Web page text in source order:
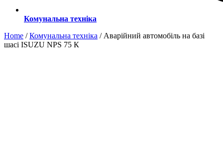
Комунальна техніка
Home /Комунальна техніка / Аварійний автомобіль на базі
шасі ISUZU NPS 75 К